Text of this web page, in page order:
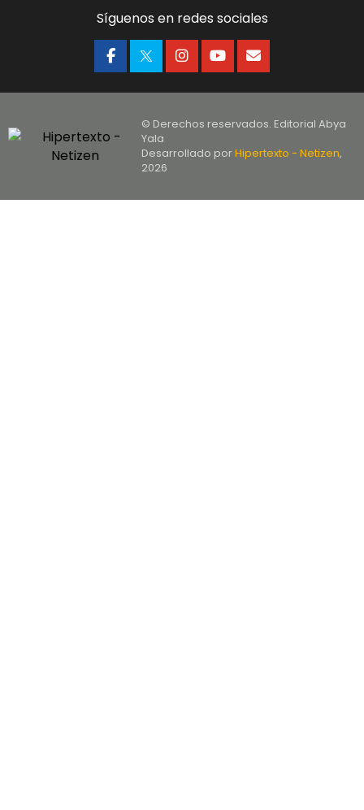
Síguenos en redes sociales
© Derechos reservados. Editorial Abya
Yala
Desarrollado porHipertexto - Netizen,
2026